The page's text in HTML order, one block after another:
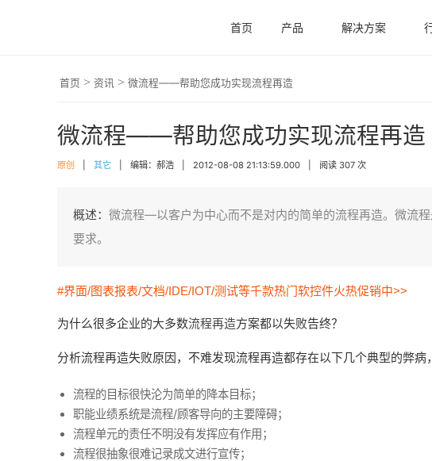
首页 产品 解决方案
首页 > 资讯 > 微流程——帮助您成功实现流程再造
微流程——帮助您成功实现流程再造
原创 其它 编辑：郝浩 2012-08-08 21:13:59.000 阅读 307 次
概述：微流程—以客户为中心而不是对内的简单的流程再造。微流
要求。
#界面/图表报表/文档/IDE/IOT/测试等千款热门软控件火热促销中>>
为什么很多企业的大多数流程再造方案都以失败告终？
分析流程再造失败原因，不难发现流程再造都存在以下几个典型的弊病
流程的目标很快沦为简单的降本目标；
职能业绩系统是流程/顾客导向的主要障碍；
流程单元的责任不明没有发挥应有作用；
流程很抽象很难记录成文进行宣传；